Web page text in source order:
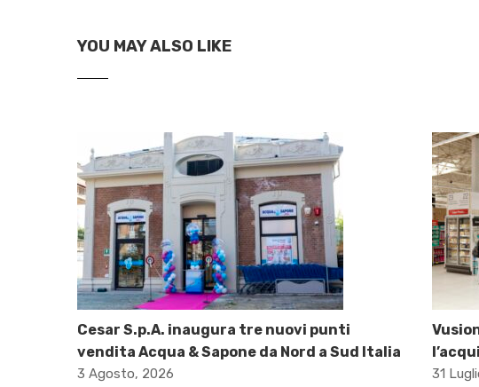
YOU MAY ALSO LIKE
Cesar S.p.A. inaugura tre nuovi punti
vendita Acqua & Sapone da Nord a Sud Italia
3 Agosto, 2026 31